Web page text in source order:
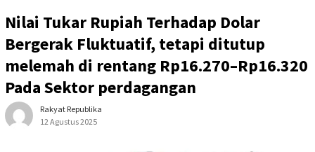
Nilai Tukar Rupiah Terhadap Dolar
Bergerak Fluktuatif, tetapi ditutup
melemah di rentang Rp16.270–Rp16.320
Pada Sektor perdagangan
Rakyat Republika
12 Agustus 2025